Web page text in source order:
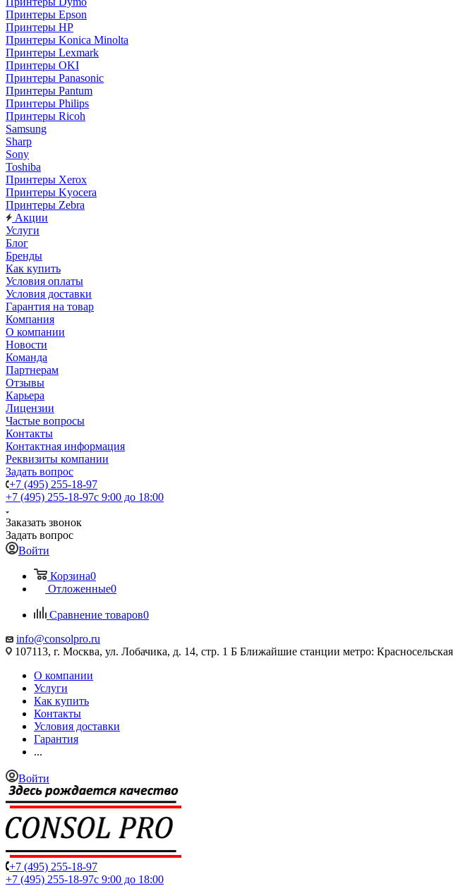
Принтеры Epson
Принтеры HP
Принтеры Konica Minolta
Принтеры Lexmark
Принтеры OKI
Принтеры Panasonic
Принтеры Pantum
Принтеры Philips
Принтеры Ricoh
Samsung
Sharp
Sony
Toshiba
Принтеры Xerox
Принтеры Kyocera
Принтеры Zebra
Акции
Услуги
Блог
Бренды
Как купить
Условия оплаты
Условия доставки
Гарантия на товар
Компания
О компании
Новости
Команда
Партнерам
Отзывы
Карьера
Лицензии
Частые вопросы
Контакты
Контактная информация
Реквизиты компании
Задать вопрос
+7 (495) 255-18-97
+7 (495) 255-18-97с 9:00 до 18:00
Заказать звонок
Задать вопрос
Войти
Корзина0
Отложенные0
Сравнение товаров0
info@consolpro.ru
107113, г. Москва, ул. Лобачика, д. 14, стр. 1 Б Ближайшие станции метро:
О компании
Услуги
Как купить
Контакты
Условия доставки
Гарантия
...
Войти
+7 (495) 255-18-97
+7 (495) 255-18-97с 9:00 до 18:00